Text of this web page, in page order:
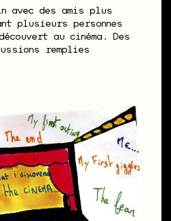
avec des amis plus
plusieurs personnes
au cinéma. Des
remplies